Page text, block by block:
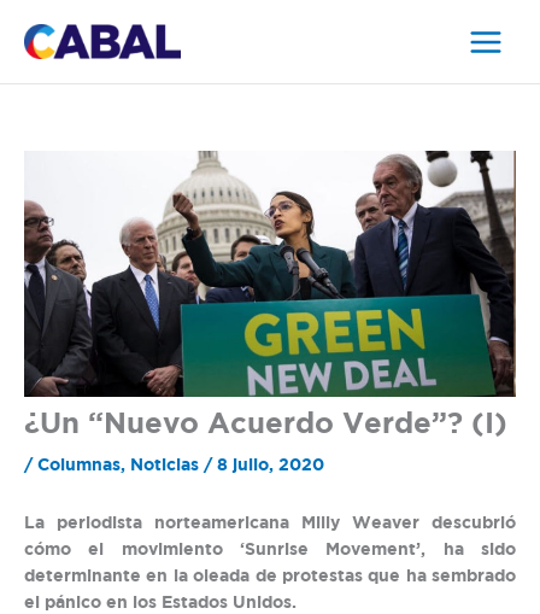
¿Un “Nuevo Acuerdo Verde”? (I)
/ Columnas, Noticias / 8 julio, 2020
La periodista norteamericana Milly Weaver descubrió
cómo el movimiento ‘Sunrise Movement’, ha sido
determinante en la oleada de protestas que ha sembrado
el pánico en los Estados Unidos.